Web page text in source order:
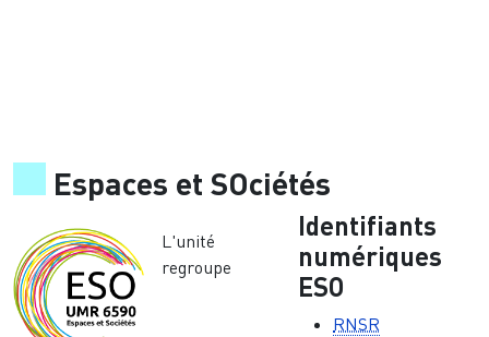
Espaces et SOciétés
L'unité
regroupe
Identifiants
numériques
ESO
RNSR